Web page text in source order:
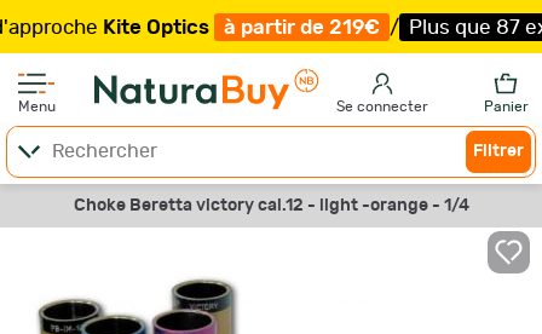
Kite Optics à partir de 219€ / Plus que 87
Menu Se connecter Panier
Filtrer
Choke Beretta victory cal.12 - light -orange - 1/4